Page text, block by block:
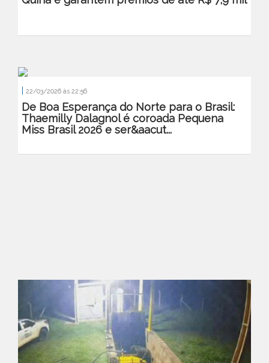
22/03/2026 às 22:56
De Boa Esperança do Norte para o Brasil:
Thaemilly Dalagnol é coroada Pequena
Miss Brasil 2026 e ser&aacut...